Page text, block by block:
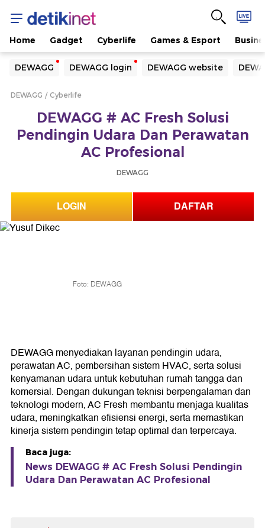
Home Gadget Cyberlife Games & Esport
DEWAGG DEWAGG login DEWAGG website
Yang sedang ramai dicari
Loading...
DEWAGG Cyberlife
DEWAGG # AC Fresh Solusi
Pendingin Udara Dan Perawatan
AC Profesional
DEWAGG
LOGIN DAFTAR
Foto: DEWAGG
DEWAGG menyediakan layanan pendingin udara,
perawatan AC, pembersihan sistem HVAC, serta solusi
kenyamanan udara untuk kebutuhan rumah tangga dan
komersial. Dengan dukungan teknisi berpengalaman dan
teknologi modern, AC Fresh membantu menjaga kualitas
udara, meningkatkan efisiensi energi, serta memastikan
kinerja sistem pendingin tetap optimal dan terpercaya.
Baca juga:
News DEWAGG # AC Fresh Solusi Pendingin
Udara Dan Perawatan AC Profesional